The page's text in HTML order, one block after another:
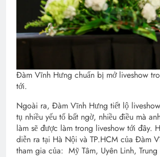
Đàm Vĩnh Hưng chuẩn bị mở liveshow
tới.
Ngoài ra, Đàm Vĩnh Hưng tiết lộ
tụ nhiều yếu tố bất ngờ, nhiều điều mà
làm sẽ được làm trong liveshow tới đây.
diễn ra tại Hà Nội và TP.HCM của Đàm
tham gia của: Mỹ Tâm, Uyên Linh,